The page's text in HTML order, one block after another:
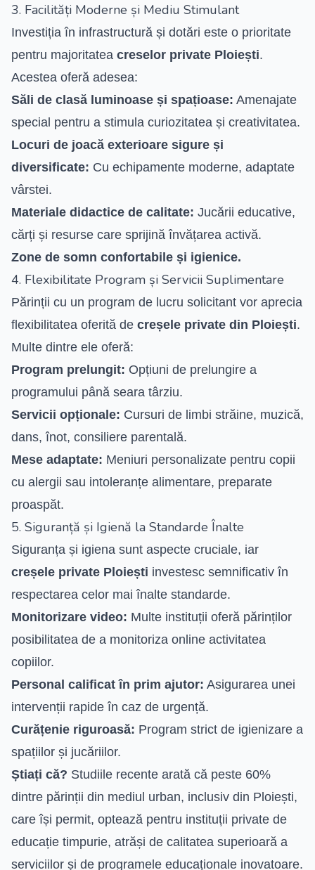
3. Facilități Moderne și Mediu Stimulant
Investiția în infrastructură și dotări este o prioritate
pentru majoritatea creselor private Ploiești.
Acestea oferă adesea:
Săli de clasă luminoase și spațioase: Amenajate
special pentru a stimula curiozitatea și creativitatea.
Locuri de joacă exterioare sigure și
diversificate: Cu echipamente moderne, adaptate
vârstei.
Materiale didactice de calitate: Jucării educative,
cărți și resurse care sprijină învățarea activă.
Zone de somn confortabile și igienice.
4. Flexibilitate Program și Servicii Suplimentare
Părinții cu un program de lucru solicitant vor aprecia
flexibilitatea oferită de creșele private din Ploiești.
Multe dintre ele oferă:
Program prelungit: Opțiuni de prelungire a
programului până seara târziu.
Servicii opționale: Cursuri de limbi străine, muzică,
dans, înot, consiliere parentală.
Mese adaptate: Meniuri personalizate pentru copii
cu alergii sau intoleranțe alimentare, preparate
proaspăt.
5. Siguranță și Igienă la Standarde Înalte
Siguranța și igiena sunt aspecte cruciale, iar
creșele private Ploiești investesc semnificativ în
respectarea celor mai înalte standarde.
Monitorizare video: Multe instituții oferă părinților
posibilitatea de a monitoriza online activitatea
copiilor.
Personal calificat în prim ajutor: Asigurarea unei
intervenții rapide în caz de urgență.
Curățenie riguroasă: Program strict de igienizare a
spațiilor și jucăriilor.
Știați că? Studiile recente arată că peste 60%
dintre părinții din mediul urban, inclusiv din Ploiești,
care își permit, optează pentru instituții private de
educație timpurie, atrăși de calitatea superioară a
serviciilor și de programele educaționale inovatoare.